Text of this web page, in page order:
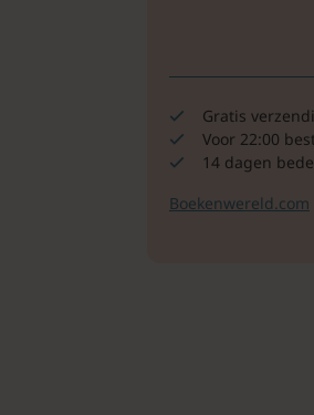
Gratis
Voor 22:00
14 dagen
Boekenwereld.com